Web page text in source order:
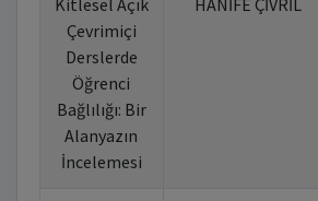
Kitlesel Açık
Çevrimiçi
Derslerde
Öğrenci
Bağlılığı: Bir
Alanyazın
İncelemesi
HANİFE ÇİVRİL